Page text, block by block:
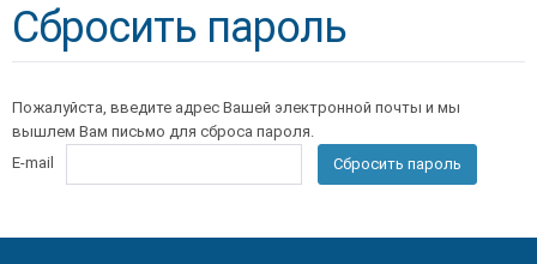
Сбросить пароль
Пожалуйста, введите адрес Вашей электронной почты и мы
вышлем Вам письмо для сброса пароля.
E-mail
Сбросить пароль